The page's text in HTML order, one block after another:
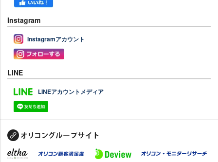
Instagram
Instagramアカウント
LINE
LINEアカウントメディア